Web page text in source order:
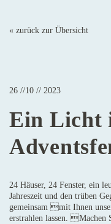
« zurück zur Übersicht
26 //10 // 2023
Ein Licht
24 Häuser, 24 Fenster, ein
Jahreszeit und den trüben
gemeinsam mit Ihnen
erstrahlen lassen. Machen